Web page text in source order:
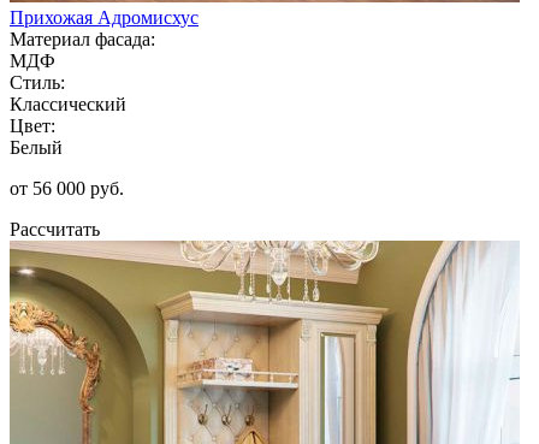
Прихожая Адромисхус
Материал фасада:
МДФ
Стиль:
Классический
Цвет:
Белый
от 56 000 руб.
Рассчитать